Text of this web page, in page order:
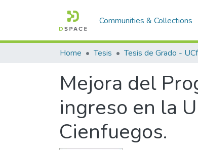
Communities & Collections
Home Tesis Tesis de Grado - UCf
Mejora del
ingreso en la
Cienfuegos.